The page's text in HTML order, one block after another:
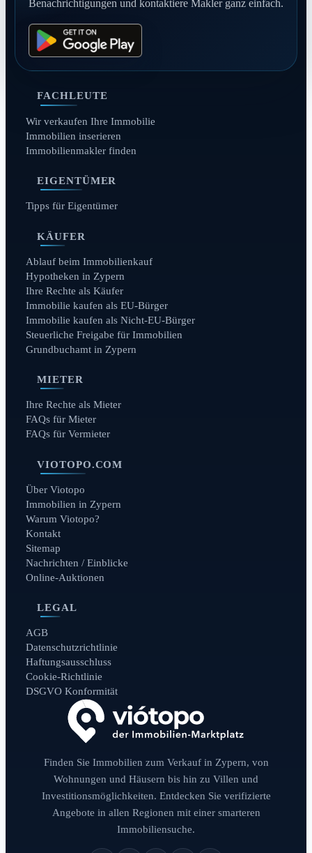
Benachrichtigungen und kontaktiere Makler ganz einfach.
FACHLEUTE
Wir verkaufen Ihre Immobilie
Immobilien inserieren
Immobilienmakler finden
EIGENTÜMER
Tipps für Eigentümer
KÄUFER
Ablauf beim Immobilienkauf
Hypotheken in Zypern
Ihre Rechte als Käufer
Immobilie kaufen als EU-Bürger
Immobilie kaufen als Nicht-EU-Bürger
Steuerliche Freigabe für Immobilien
Grundbuchamt in Zypern
MIETER
Ihre Rechte als Mieter
FAQs für Mieter
FAQs für Vermieter
VIOTOPO.COM
Über Viotopo
Immobilien in Zypern
Warum Viotopo?
Kontakt
Sitemap
Nachrichten / Einblicke
Online-Auktionen
LEGAL
AGB
Datenschutzrichtlinie
Haftungsausschluss
Cookie-Richtlinie
DSGVO Konformität
Finden Sie Immobilien zum Verkauf in Zypern, von
Wohnungen und Häusern bis hin zu Villen und
Investitionsmöglichkeiten. Entdecken Sie verifizierte
Angebote in allen Regionen mit einer smarteren
Immobiliensuche.